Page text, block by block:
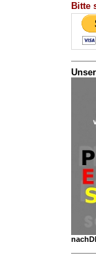
Bitte